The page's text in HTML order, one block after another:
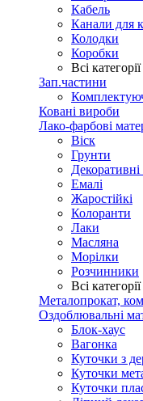
Кабель
Канали для
Колодки
Коробки
Всі
Зап.частини
Ковані вироби
Лако-фарбові
Віск
Грунти
Емалі
Жаростійкі
Колоранти
Лаки
Масляна
Морілки
Розчинники
Всі
Металопрокат,
Оздоблювальні
Блок-хаус
Вагонка
Куточки з
Куточки
Куточки